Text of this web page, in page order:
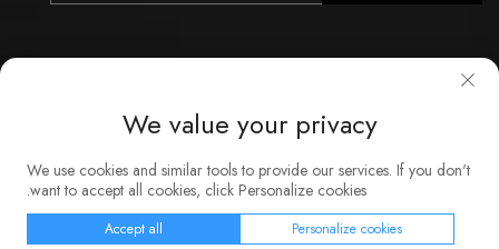
حقوق النشر © شركة شنغهاي Xunzhong للصناعة المحدودة.
جميع الحقوق محفوظة
اتصل بنا الخدمة سياسة الخصوصية
We value your privacy
We use cookies and similar tools to provide our services. If you don't
want to accept all cookies, click Personalize cookies.
Personalize cookies
Accept all